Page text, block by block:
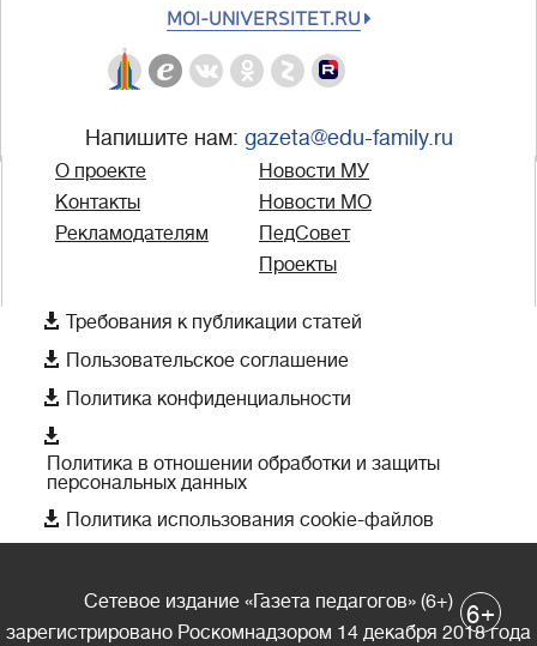
MOI-UNIVERSITET.RU
Напишите нам: gazeta@edu-family.ru
О проекте
Контакты
Рекламодателям
Новости МУ
Новости МО
ПедСовет
Проекты
 Требования к публикации статей
 Пользовательское соглашение
 Политика конфиденциальности

Политика в отношении обработки и защиты
персональных данных
 Политика использования cookie-файлов
Сетевое издание «Газета педагогов» (6+)
зарегистрировано Роскомнадзором 14 декабря 2018 года
6+